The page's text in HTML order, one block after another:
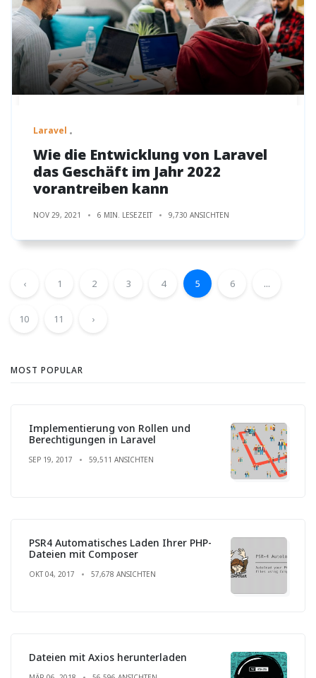
Laravel
Wie die Entwicklung von Laravel
das Geschäft im Jahr 2022
vorantreiben kann
NOV 29, 2021 6 MIN. LESEZEIT 9,730 ANSICHTEN
‹ 1 2 3 4 5 6 ...
10 11 ›
MOST POPULAR
Implementierung von Rollen und
Berechtigungen in Laravel
SEP 19, 2017 59,511 ANSICHTEN
PSR4 Automatisches Laden Ihrer PHP-
Dateien mit Composer
OKT 04, 2017 57,678 ANSICHTEN
Dateien mit Axios herunterladen